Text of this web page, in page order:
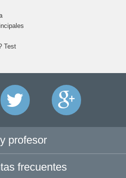
Test
profesor
frecuentes